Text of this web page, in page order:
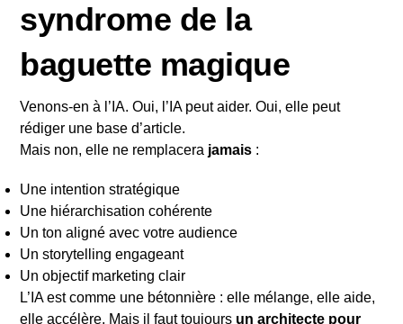
syndrome de la
baguette magique
Venons-en à l’IA. Oui, l’IA peut aider. Oui, elle peut
rédiger une base d’article.
Mais non, elle ne remplacera jamais :
Une intention stratégique
Une hiérarchisation cohérente
Un ton aligné avec votre audience
Un storytelling engageant
Un objectif marketing clair
L’IA est comme une bétonnière : elle mélange, elle aide,
elle accélère. Mais il faut toujours un architecte pour